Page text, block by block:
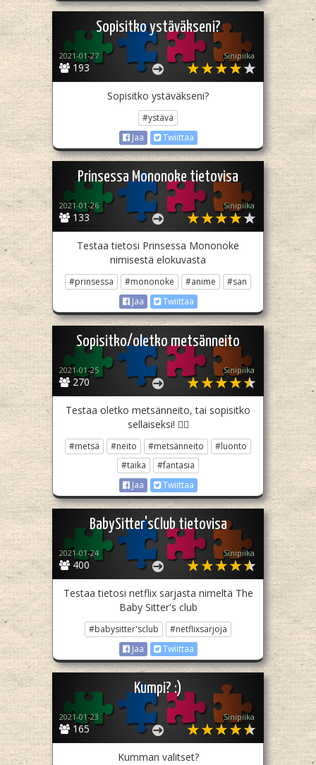
Sopisitko ystäväkseni?
193
2021-01-27 Sinipiika
Sopisitko ystäväkseni?
#ystävä
Jaa
Twiittaa
Prinsessa Mononoke tietovisa
133
2021-01-26 Sinipiika
Testaa tietosi Prinsessa Mononoke
nimisestä elokuvasta
#prinsessa #mononoke #anime
#san
Jaa
Twiittaa
Sopisitko/oletko metsänneito
270
2021-01-25 Sinipiika
Testaa oletko metsänneito, tai sopisitko
sellaiseksi! 🧝‍♀️
#metsä #neito #metsänneito
#luonto
#taika
#fantasia
Jaa
Twiittaa
BabySitter'sClub tietovisa
400
2021-01-24 Sinipiika
Testaa tietosi netflix sarjasta nimeltä The
Baby Sitter's club
#babysitter'sclub
#netflixsarjoja
Jaa
Twiittaa
Kumpi? :)
165
2021-01-23 Sinipiika
Kumman valitset?